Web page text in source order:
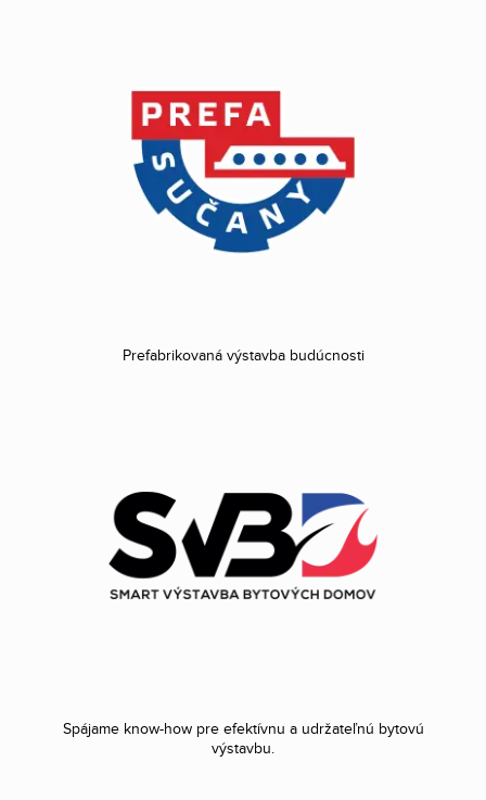
Prefabrikovaná výstavba budúcnosti
Spájame know-how pre efektívnu a udržateľnú bytovú
výstavbu.